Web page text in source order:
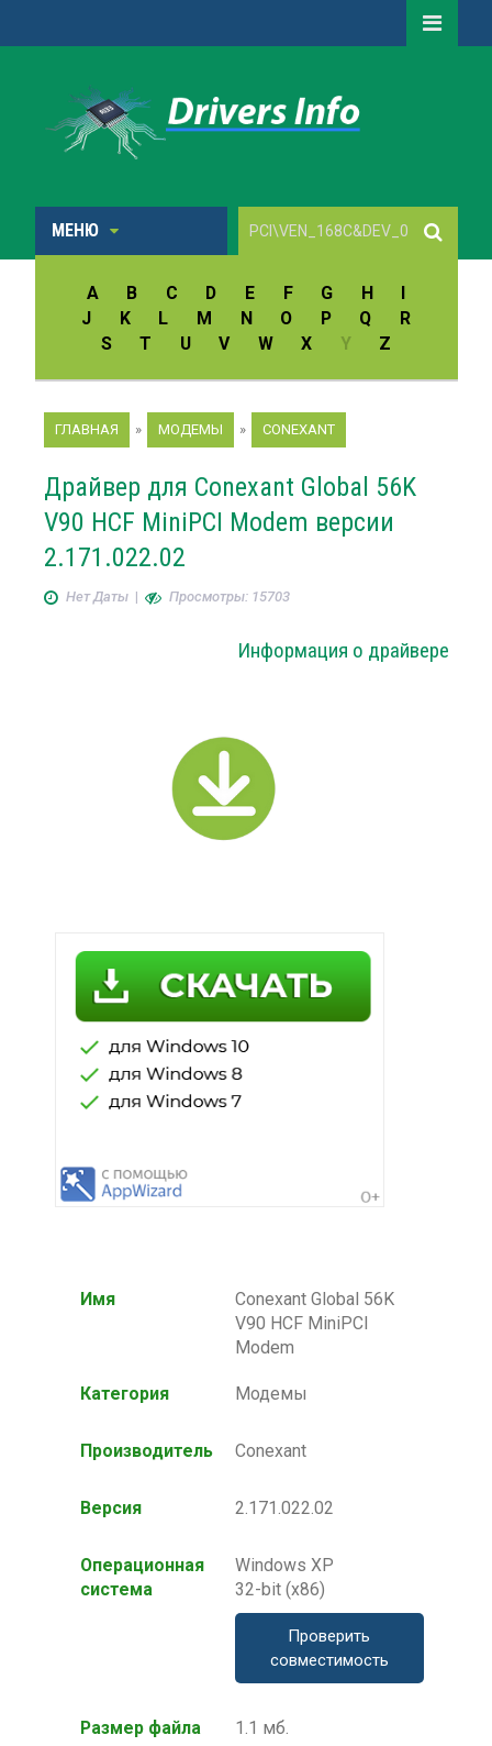
МЕНЮ
A B C D E F G H
I
J
K L M N O P Q
R
S
T U V W X Y Z
ГЛАВНАЯ » МОДЕМЫ » CONEXANT
Драйвер для Conexant Global 56K
V90 HCF MiniPCI Modem версии
2.171.022.02
Нет Даты| Просмотры: 15703
Информация о драйвере
Имя
Conexant Global 56K
V90 HCF MiniPCI
Modem
Категория Модемы
Производитель Conexant
Версия 2.171.022.02
Операционная
система
Windows XP
32-bit (x86)
Проверить
совместимость
Размер файла 1.1 мб.